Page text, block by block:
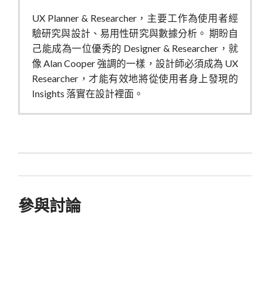
UX Planner & Researcher，主要工作為使用者經
驗研究與設計、易用性研究與數據分析。 期盼自
己能成為一位優秀的 Designer & Researcher，就
像 Alan Cooper 強調的一樣，設計師必須成為 UX
Researcher，才能有效地將從使用者身上發現的
Insights 落實在設計裡面。
參與討論